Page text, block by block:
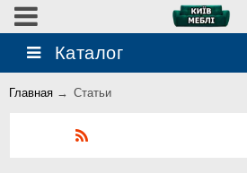
Каталог
Главная → Статьи